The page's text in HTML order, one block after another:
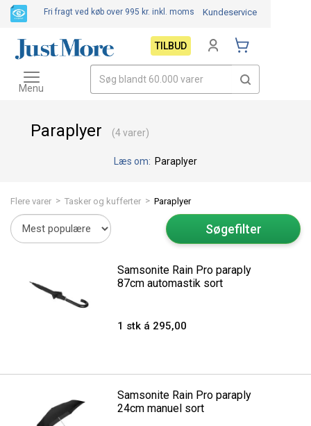
Paraplyer (4 varer)
Læs om: Paraplyer
Flere varer > Tasker og kufferter > Paraplyer
Søgefilter
Samsonite Rain Pro paraply
87cm automastik sort
1 stk á 295,00
Samsonite Rain Pro paraply
24cm manuel sort
Fri fragt ved køb over 995 kr. inkl. moms Kundeservice
TILBUD
Toggle
navigation
Menu